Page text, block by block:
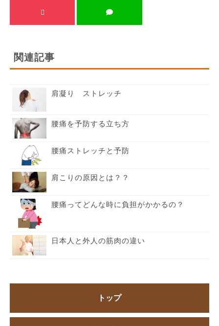
関連記事
肩凝り ストレッチ
腰痛を予防する立ち方
腰痛ストレッチと予防
肩こりの原因とは？？
腰痛ってどんな時に負担がかかるの？
日本人と外人の筋肉の違い
トップ